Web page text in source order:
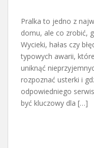
Pralka to jedno z
domu, ale co zrobić,
Wycieki, hałas czy
typowych awarii,
uniknąć
rozpoznać usterki i
odpowiedniego
być kluczowy dla […]